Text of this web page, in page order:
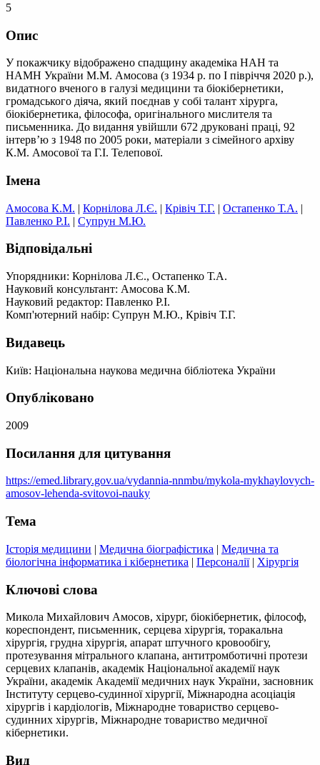
5
Опис
У покажчику відображено спадщину академіка НАН та
НАМН України М.М. Амосова (з 1934 р. по І півріччя 2020 p.),
видатного вченого в галузі медицини та біокібернетики,
громадського діяча, який поєднав у собі талант хірурга,
біокібернетика, філософа, оригінального мислителя та
письменника. До видання увійшли 672 друковані праці, 92
інтерв’ю з 1948 по 2005 роки, матеріали з сімейного архіву
К.М. Амосової та Г.І. Телепової.
Імена
Амосова К.М. | Корнілова Л.Є. | Крівіч Т.Г. | Остапенко Т.А. |
Павленко Р.І. | Супрун М.Ю.
Відповідальні
Упорядники: Корнілова Л.Є., Остапенко Т.А.
Науковий консультант: Амосова К.М.
Науковий редактор: Павленко Р.І.
Комп'ютерний набір: Супрун М.Ю., Крівіч Т.Г.
Видавець
Київ: Національна наукова медична бібліотека України
Опубліковано
2009
Посилання для цитування
https://emed.library.gov.ua/vydannia-nnmbu/mykola-mykhaylovych-
amosov-lehenda-svitovoi-nauky
Тема
Історія медицини | Медична біографістика | Медична та
біологічна інформатика і кібернетика | Персоналії| Хірургія
Ключові слова
Микола Михайлович Амосов, хірург, біокібернетик, філософ,
кореспондент, письменник, серцева хірургія, торакальна
хірургія, грудна хірургія, апарат штучного кровообігу,
протезування мітрального клапана, антитромботичні протези
серцевих клапанів, академік Національної академії наук
України, академік Академії медичних наук України, засновник
Інституту серцево-судинної хірургії, Міжнародна асоціація
хірургів і кардіологів, Міжнародне товариство серцево-
судинних хірургів, Міжнародне товариство медичної
кібернетики.
Вид